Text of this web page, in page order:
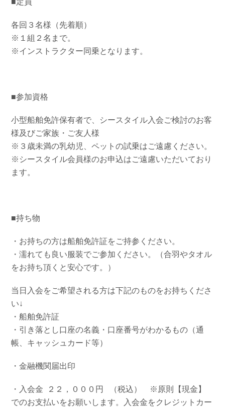
各回３名様（先着順）
※１組２名まで。
※インストラクター同乗となります。
■参加資格
小型船舶免許保有者で、シースタイル入会ご検討のお客
様及びご家族・ご友人様
※３歳未満の乳幼児、ペットの試乗はご遠慮ください。
※シースタイル会員様のお申込はご遠慮いただいており
ます。
■持ち物
・お持ちの方は船舶免許証をご持参ください。
・濡れても良い服装でご参加ください。（合羽やタオル
をお持ち頂くと安心です。）
当日入会をご希望される方は下記のものをお持ちくださ
い↓
・船舶免許証
・引き落とし口座の名義・口座番号がわかるもの（通
帳、キャッシュカード等）
・金融機関届出印
・入会金 ２２，０００円 （税込）
※原則【現金】
でのお支払いをお願いします。入会金をクレジットカー